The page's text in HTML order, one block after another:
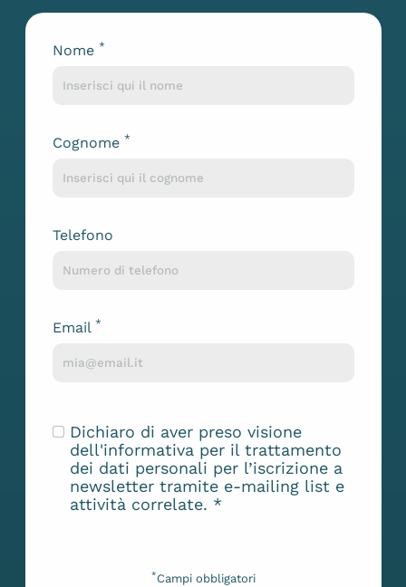
Lascia questo campo vuoto
Nome *
Cognome *
Telefono
Email *
Dichiaro di aver preso visione
dell'informativa per il trattamento
dei dati personali per l’iscrizione a
newsletter tramite e-mailing list e
attività correlate. *
*Campi obbligatori